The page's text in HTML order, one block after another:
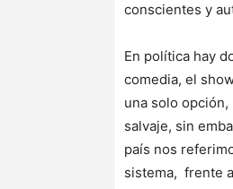
conscientes y
En política hay
comedia, el
una solo
salvaje, sin
país nos
sistema, frente